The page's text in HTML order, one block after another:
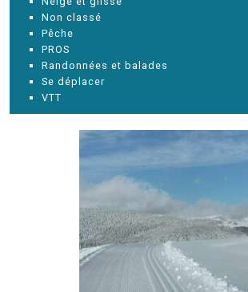
Non classé
Pêche
PROS
Randonnées et balades
Se déplacer
VTT